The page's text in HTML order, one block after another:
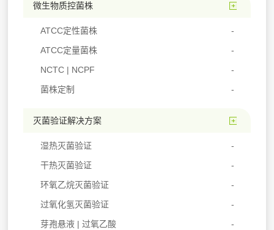
微生物质控菌株
ATCC定性菌株
ATCC定量菌株
NCTC | NCPF
菌株定制
灭菌验证解决方案
湿热灭菌验证
干热灭菌验证
环氧乙烷灭菌验证
过氧化氢灭菌验证
芽孢悬液 | 过氧乙酸